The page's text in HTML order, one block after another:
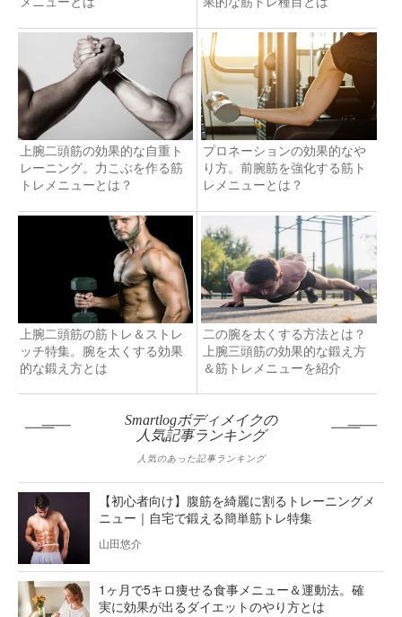
上腕二頭筋の効果的な自重ト
レーニング。力こぶを作る筋
トレメニューとは？
プロネーションの効果的なや
り方。前腕筋を強化する筋ト
レメニューとは？
上腕二頭筋の筋トレ＆ストレ
ッチ特集。腕を太くする効果
的な鍛え方とは
二の腕を太くする方法とは？
上腕三頭筋の効果的な鍛え方
＆筋トレメニューを紹介
Smartlogボディメイクの
人気記事ランキング
人気のあった記事ランキング
【初心者向け】腹筋を綺麗に割るトレーニングメ
ニュー｜自宅で鍛える簡単筋トレ特集
山田悠介
1ヶ月で5キロ痩せる食事メニュー＆運動法。確
実に効果が出るダイエットのやり方とは